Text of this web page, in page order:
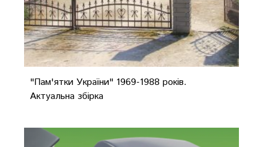
"Пам'ятки України" 1969-1988 років.
Актуальна збірка